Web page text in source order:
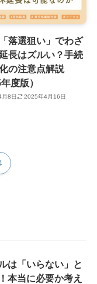
落選狙い」でわざ
長はズルい？手続
の注意点解説
度版）
8日 2025年4月16日
は「いらない」と
本当に必要か考え